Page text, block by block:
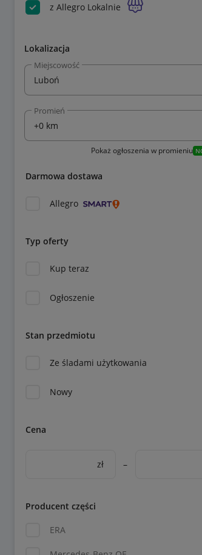
z Allegro Lokalnie
Lokalizacja
Miejscowość
Promień
Pokaż ogłoszenia w promieniu
Darmowa dostawa
Allegro
Typ oferty
Kup teraz
Ogłoszenie
Stan przedmiotu
Ze śladami użytkowania
Nowy
Cena
zł –
Producent części
ERA